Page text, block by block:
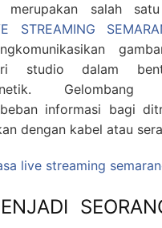
merupakan salah
STREAMING
studio dalam
Gelombang
informasi bagi
dengan kabel atau
live streaming